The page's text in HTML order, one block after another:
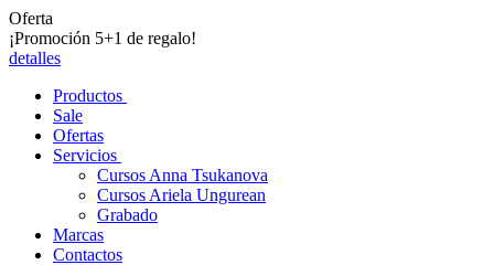
Oferta
¡Promoción 5+1 de regalo!
detalles
Productos
Sale
Ofertas
Servicios
Cursos Anna Tsukanova
Cursos Ariela Ungurean
Grabado
Marcas
Contactos